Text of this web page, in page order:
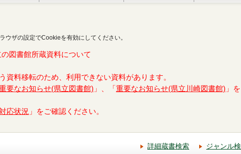
ザの設定でCookieを有効にしてください。
図書館所蔵資料について
資料移転のため、利用できない資料があります。
要なお知らせ(県立図書館) 」、「 重要なお知らせ(県立川崎図書館) 」
応状況 」をご確認ください。
詳細蔵書検索 ジャンル